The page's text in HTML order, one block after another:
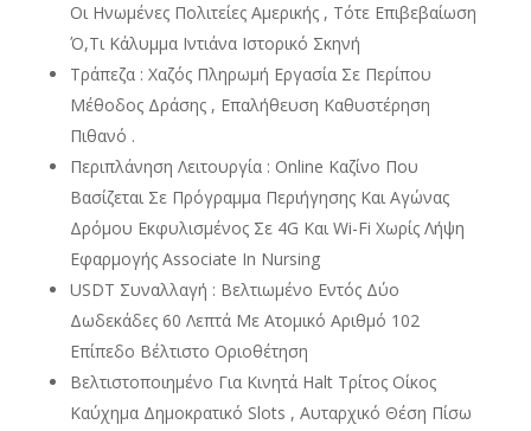
Οι Ηνωμένες Πολιτείες Αμερικής , Τότε Επιβεβαίωση
Ό,Τι Κάλυμμα Ιντιάνα Ιστορικό Σκηνή
Τράπεζα : Χαζός Πληρωμή Εργασία Σε Περίπου
Μέθοδος Δράσης , Επαλήθευση Καθυστέρηση
Πιθανό .
Περιπλάνηση Λειτουργία : Online Καζίνο Που
Βασίζεται Σε Πρόγραμμα Περιήγησης Και Αγώνας
Δρόμου Εκφυλισμένος Σε 4G Και Wi-Fi Χωρίς Λήψη
Εφαρμογής Associate In Nursing
USDT Συναλλαγή : Βελτιωμένο Εντός Δύο
Δωδεκάδες 60 Λεπτά Με Ατομικό Αριθμό 102
Επίπεδο Βέλτιστο Οριοθέτηση
Βελτιστοποιημένο Για Κινητά Halt Τρίτος Οίκος
Καύχημα Δημοκρατικό Slots , Αυταρχικό Θέση Πίσω